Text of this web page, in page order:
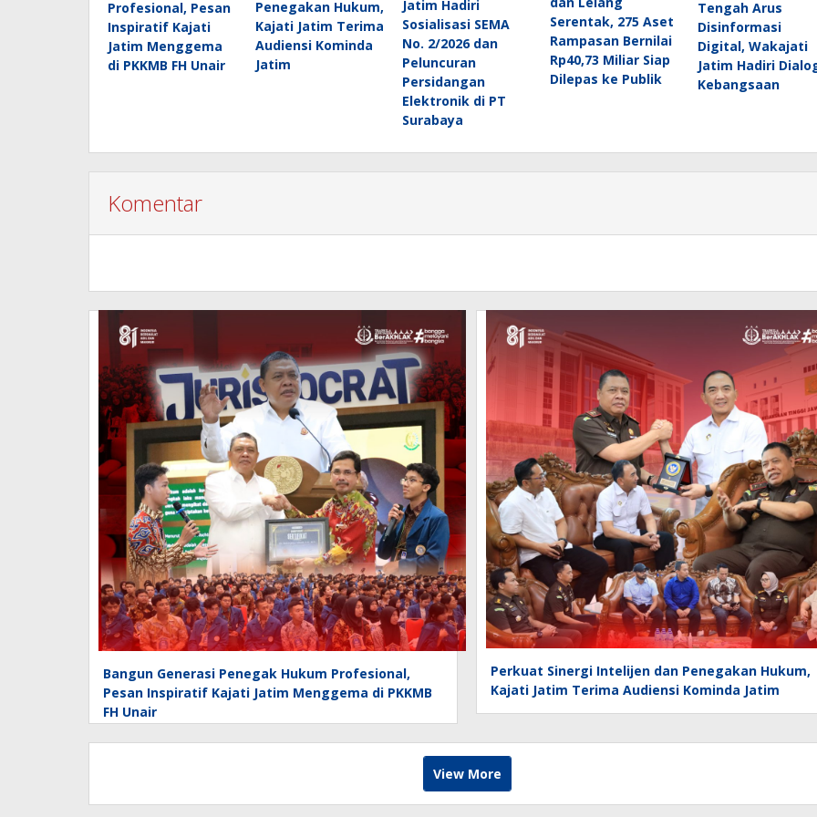
Profesional, Pesan
Inspiratif Kajati
Jatim Menggema
di PKKMB FH Unair
Penegakan Hukum,
Kajati Jatim Terima
Audiensi Kominda
Jatim
Jatim Hadiri
Sosialisasi SEMA
No. 2/2026 dan
Peluncuran
Persidangan
Elektronik di PT
Surabaya
Serentak, 275 Aset
Rampasan Bernilai
Rp40,73 Miliar Siap
Dilepas ke Publik
Tengah Arus
Disinformasi
Digital, Wakajati
Jatim Hadiri
Kebangsaan
Komentar
Bangun Generasi Penegak Hukum Profesional,
Pesan Inspiratif Kajati Jatim Menggema di PKKMB
FH Unair
Perkuat Sinergi Intelijen dan Penegakan Hukum,
Kajati Jatim Terima Audiensi Kominda Jatim
View More